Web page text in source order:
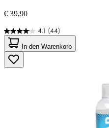
€ 39,90
4.1 (44)
4.1
von
5
Sternen.
44
In den Warenkorb